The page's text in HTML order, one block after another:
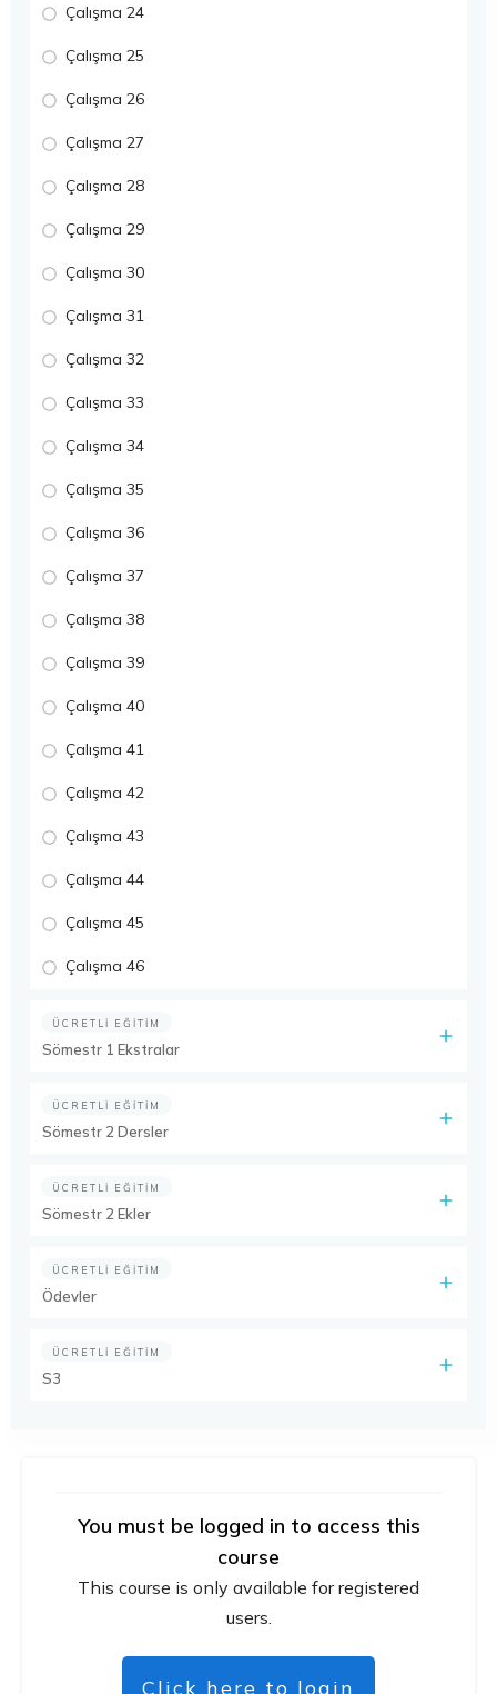
You must be logged in to access this
course
This course is only available for registered
users.
Click here to login
Çalışma 24
Çalışma 25
Çalışma 26
Çalışma 27
Çalışma 28
Çalışma 29
Çalışma 30
Çalışma 31
Çalışma 32
Çalışma 33
Çalışma 34
Çalışma 35
Çalışma 36
Çalışma 37
Çalışma 38
Çalışma 39
Çalışma 40
Çalışma 41
Çalışma 42
Çalışma 43
Çalışma 44
Çalışma 45
Çalışma 46
ÜCRETLI EĞITIM
Sömestr 1 Ekstralar
ÜCRETLI EĞITIM
Sömestr 2 Dersler
ÜCRETLI EĞITIM
Sömestr 2 Ekler
ÜCRETLI EĞITIM
Ödevler
ÜCRETLI EĞITIM
S3